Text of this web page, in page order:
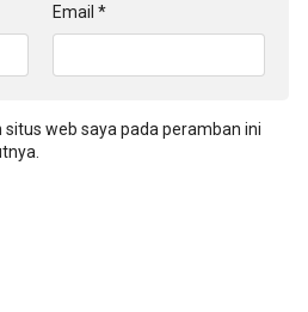
Email *
web saya pada peramban ini